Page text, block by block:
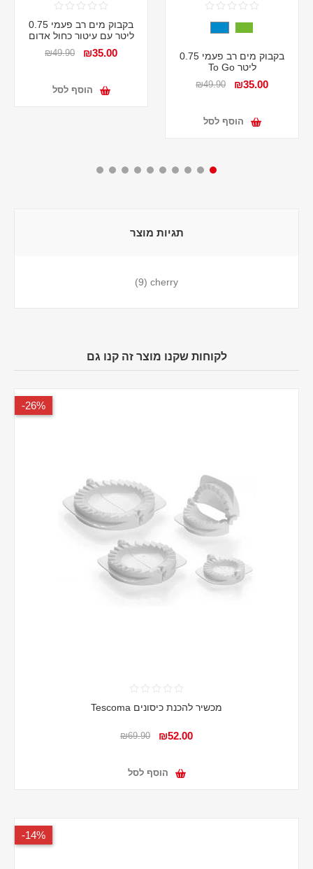
בקבוק מים רב פעמי 0.75
ליטר To Go
₪35.00
₪49.90
הוסף לסל
בקבוק מים רב פעמי 0.75
ליטר עם עיטור כחול אדום
₪35.00
₪49.90
הוסף לסל
תגיות מוצר
cherry
(9)
לקוחות שקנו מוצר זה קנו גם
26%-
מכשיר להכנת כיסונים Tescoma
₪52.00
₪69.90
הוסף לסל
14%-